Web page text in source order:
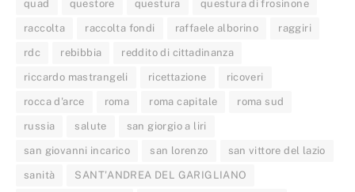
quad questore questura questura di frosinone
raccolta raccolta fondi raffaele alborino raggiri
rdc rebibbia reddito di cittadinanza
riccardo mastrangeli ricettazione ricoveri
rocca d'arce roma roma capitale roma sud
russia salute san giorgio a liri
san giovanni incarico san lorenzo san vittore del lazio
sanità SANT'ANDREA DEL GARIGLIANO